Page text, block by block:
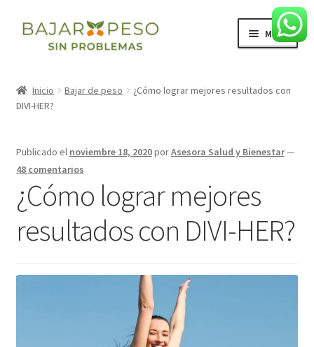
IrIr
Menú
Blog
Productos
el
Domicilios
hijo
Inicio Bajar de peso
¿Cómo lograr mejores resultados con
DIVI-HER?
Publicado el noviembre 18, 2020porAsesora Salud y Bienestar—
48 comentarios
¿Cómo lograr mejores
resultados con DIVI-HER?